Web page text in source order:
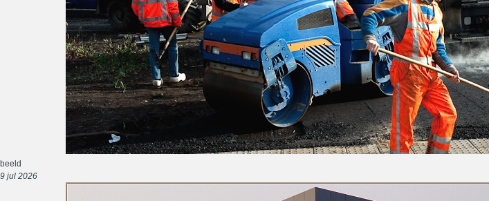
beeld
9 jul 2026